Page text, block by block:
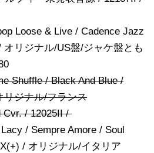
Loose & Live / Cadence Jazz
リジナル/US盤/ジャケ盤とも
Shuffle / Black And Blue /
リジナル/フランス
Cvr. / 12025II /
/ Sempre Amore / Soul
/ オリジナル/イタリア